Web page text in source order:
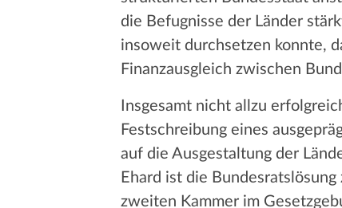
die Befugnisse der Länder
insoweit durchsetzen konnte,
Finanzausgleich zwischen
Insgesamt nicht allzu
Festschreibung eines
auf die Ausgestaltung der
Ehard ist die
zweiten Kammer im